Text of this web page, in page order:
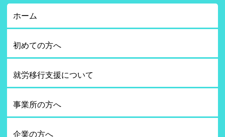
ホーム
初めての方へ
就労移行支援について
事業所の方へ
企業の方へ